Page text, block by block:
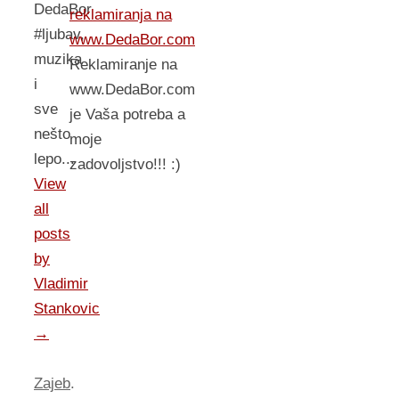
DedaBor
#ljubav,
muzika
i
sve
nešto
lepo...
View
all
posts
by
Vladimir
Stankovic
→
Zajeb.
reklamiranja na
www.DedaBor.com
Reklamiranje na
www.DedaBor.com
je Vaša potreba a
moje
zadovoljstvo!!! :)